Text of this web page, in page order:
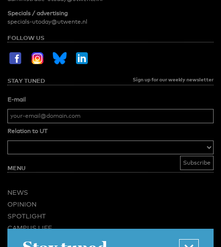
Specials / advertising
specials-utoday@utwente.nl
FOLLOW US
STAY TUNED Sign up for our weekly newsletter
E-mail
Relation to UT
MENU
NEWS
OPINION
SPOTLIGHT
CAMPUS LIFE
VIDEO